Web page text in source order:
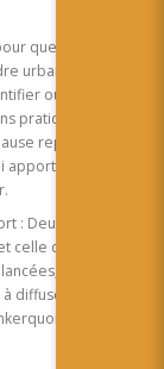
que le touriste
urbain ou site
où l’on se
pratiques sur les
repas, trouver
aussi des
: Deux pages
de Joseph,
permettant
diffuser cette
de